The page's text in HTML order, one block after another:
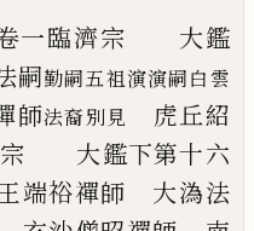
一臨濟宗 大鑑
嗣勤嗣五祖演演嗣白雲
師法裔別見
虎丘紹
大鑑下第十六
端𥙿禪師 大溈法